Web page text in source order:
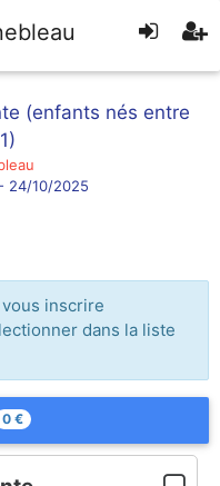
(enfants nés entre
24/10/2025
inscrire
dans la liste
0 €